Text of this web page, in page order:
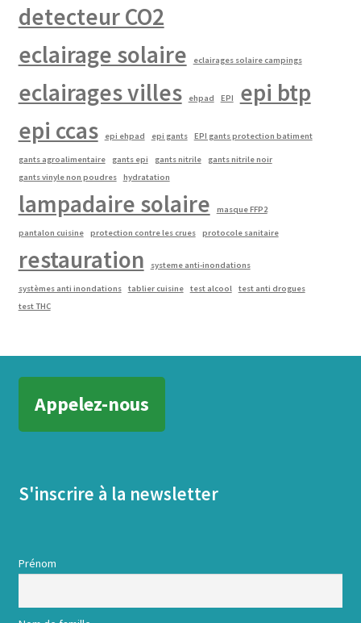
detecteur CO2
eclairage solaire
eclairages solaire campings
eclairages villes ehpad EPI
epi btp
epi ccas
epi ehpad epi gants EPI gants protection batiment
gants agroalimentaire gants epi gants nitrile
gants nitrile noir
gants vinyle non poudres
hydratation
lampadaire solaire masque FFP2
pantalon cuisine protection contre les crues protocole sanitaire
restauration systeme anti-inondations
systèmes anti inondations tablier cuisine test alcool
test anti drogues
test THC
Appelez-nous
S'inscrire à la newsletter
Prénom